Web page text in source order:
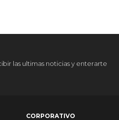
las ultimas noticias y enterarte
CORPORATIVO